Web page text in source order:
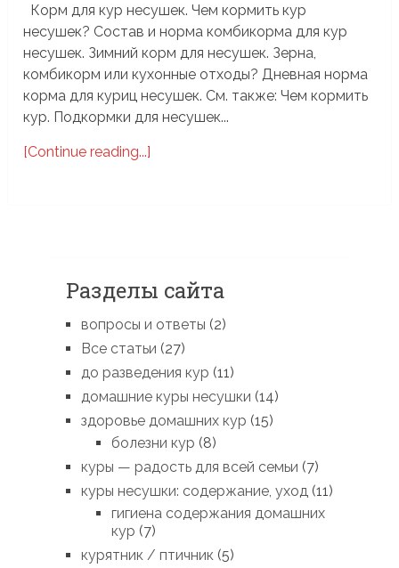
Корм для кур несушек. Чем кормить кур
несушек? Состав и норма комбикорма для кур
несушек. Зимний корм для несушек. Зерна,
комбикорм или кухонные отходы? Дневная норма
корма для куриц несушек. См. также: Чем кормить
кур. Подкормки для несушек...
[Continue reading...]
Разделы сайта
вопросы и ответы (2)
Все статьи (27)
до разведения кур (11)
домашние куры несушки (14)
здоровье домашних кур (15)
болезни кур (8)
куры — радость для всей семьи (7)
куры несушки: содержание, уход(11)
гигиена содержания домашних
кур (7)
курятник / птичник(5)